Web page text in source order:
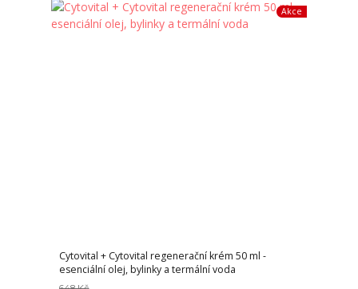
Akce
Cytovital + Cytovital regenerační krém 50 ml -
esenciální olej, bylinky a termální voda